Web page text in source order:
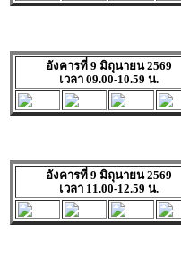
อังคารที่ 9 มิถุนายน 2569
เวลา 09.00-10.59 น.
อังคารที่ 9 มิถุนายน 2569
เวลา 11.00-12.59 น.